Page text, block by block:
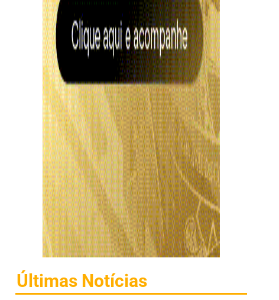
Últimas Notícias